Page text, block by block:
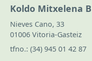
Koldo Mitxelena
Nieves Cano, 33
01006 Vitoria-Gasteiz
tfno.: (34) 945 01 42 87